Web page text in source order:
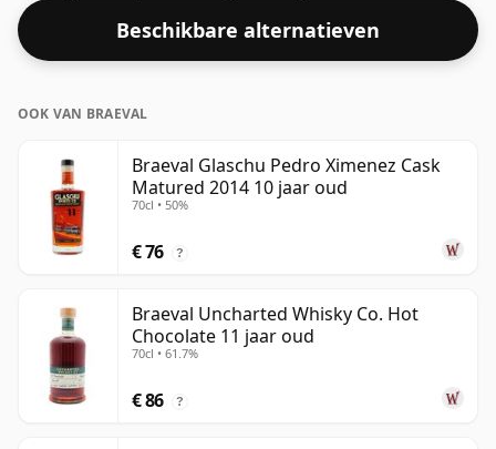
Beschikbare alternatieven
OOK VAN BRAEVAL
Braeval Glaschu Pedro Ximenez Cask
Matured 2014 10 jaar oud
70cl • 50%
€ 76 ?
Braeval Uncharted Whisky Co. Hot
Chocolate 11 jaar oud
70cl • 61.7%
€ 86 ?